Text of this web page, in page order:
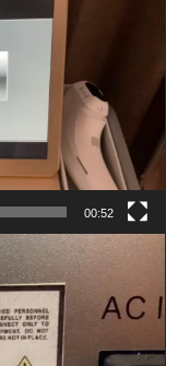
00:52